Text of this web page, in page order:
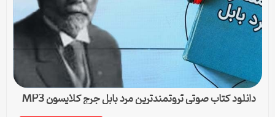
دانلود کتاب صوتی ثروتمندترین مرد بابل جرج کلایسون MP3